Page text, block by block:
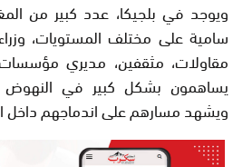
ويوجد في بلجيكا، عدد كبير من
سامية على مختلف المستويات،
مقاولات، مثقفين، مديري مؤسسات
يساهمون بشكل كبير في النهوض
ويشهد مسارهم على اندماجهم داخل